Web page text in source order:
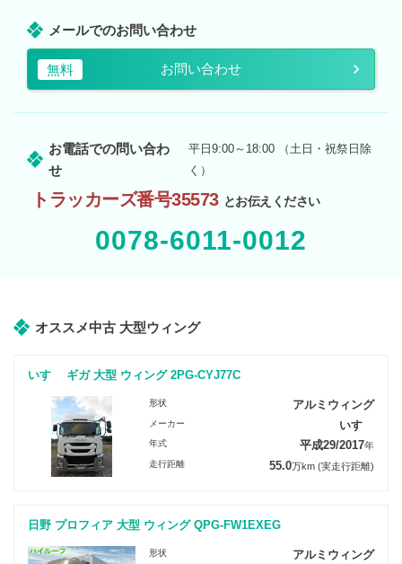
メールでのお問い合わせ
無料 お問い合わせ
お電話での問い合わ
せ
平日9:00～18:00 （土日・祝祭日除
く）
トラッカーズ番号35573 とお伝えください
0078-6011-0012
オススメ中古 大型ウィング
いすゞ ギガ 大型 ウィング 2PG-CYJ77C
形状 アルミウィング
メーカー いすゞ
年式 平成29/2017年
走行距離 55.0万km (実走行距離)
日野 プロフィア 大型 ウィング QPG-FW1EXEG
形状 アルミウィング